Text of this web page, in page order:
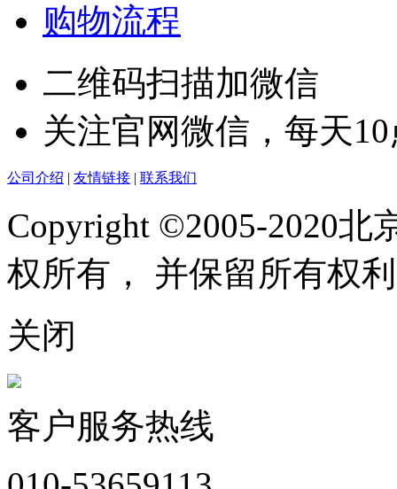
购物流程
二维码扫描加微信
关注官网微信，每天
公司介绍 | 友情链接 | 联系我们
Copyright ©2005-2020北
权所有， 并保留所有权
关闭
客户服务热线